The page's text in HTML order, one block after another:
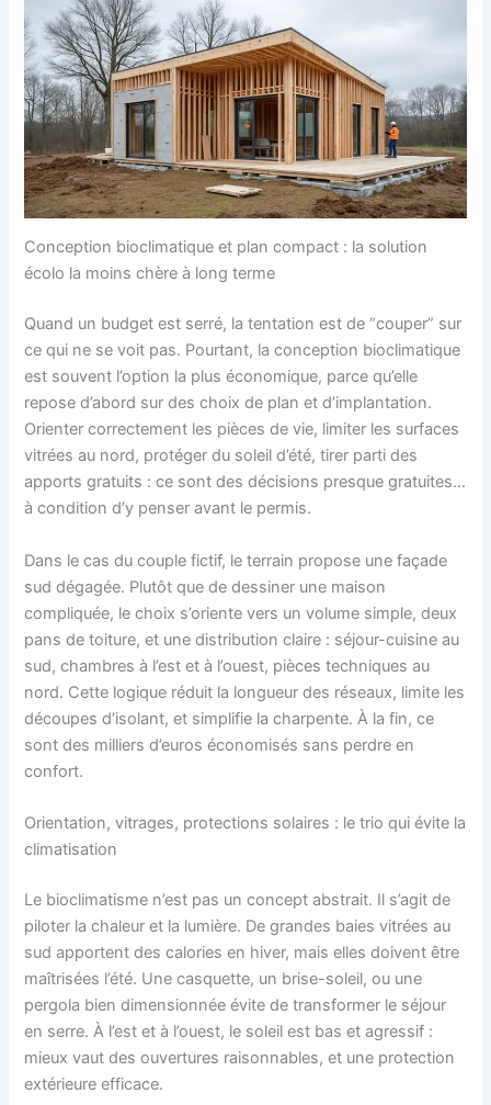
Conception bioclimatique et plan compact : la solution
écolo la moins chère à long terme
Quand un budget est serré, la tentation est de “couper” sur
ce qui ne se voit pas. Pourtant, la conception bioclimatique
est souvent l’option la plus économique, parce qu’elle
repose d’abord sur des choix de plan et d’implantation.
Orienter correctement les pièces de vie, limiter les surfaces
vitrées au nord, protéger du soleil d’été, tirer parti des
apports gratuits : ce sont des décisions presque gratuites…
à condition d’y penser avant le permis.
Dans le cas du couple fictif, le terrain propose une façade
sud dégagée. Plutôt que de dessiner une maison
compliquée, le choix s’oriente vers un volume simple, deux
pans de toiture, et une distribution claire : séjour-cuisine au
sud, chambres à l’est et à l’ouest, pièces techniques au
nord. Cette logique réduit la longueur des réseaux, limite les
découpes d’isolant, et simplifie la charpente. À la fin, ce
sont des milliers d’euros économisés sans perdre en
confort.
Orientation, vitrages, protections solaires : le trio qui évite la
climatisation
Le bioclimatisme n’est pas un concept abstrait. Il s’agit de
piloter la chaleur et la lumière. De grandes baies vitrées au
sud apportent des calories en hiver, mais elles doivent être
maîtrisées l’été. Une casquette, un brise-soleil, ou une
pergola bien dimensionnée évite de transformer le séjour
en serre. À l’est et à l’ouest, le soleil est bas et agressif :
mieux vaut des ouvertures raisonnables, et une protection
extérieure efficace.